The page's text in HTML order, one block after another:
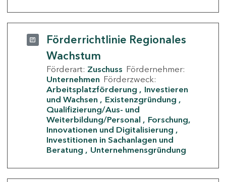
Förderrichtlinie Regionales
Wachstum
Förderart: Zuschuss Fördernehmer:
Unternehmen Förderzweck:
Arbeitsplatzförderung
Investieren
und Wachsen
Existenzgründung
Qualifizierung/Aus- und
Weiterbildung/Personal
Forschung,
Innovationen und Digitalisierung
Investitionen in Sachanlagen und
Beratung
Unternehmensgründung